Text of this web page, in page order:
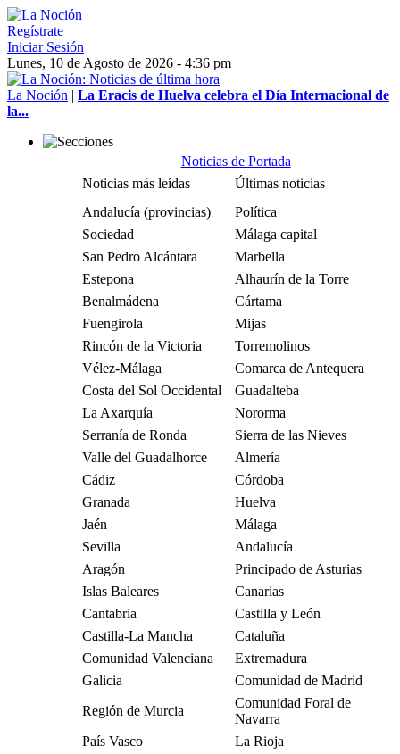
Regístrate
Iniciar Sesión
Lunes, 10 de Agosto de 2026 - 4:36 pm
La Noción | La Eracis de Huelva celebra el Día Internacional de
la...
Noticias de Portada
Noticias más leídas
Últimas noticias
Andalucía (provincias)
Política
Sociedad
Málaga capital
San Pedro Alcántara
Marbella
Estepona
Alhaurín de la Torre
Benalmádena
Cártama
Fuengirola
Mijas
Rincón de la Victoria
Torremolinos
Vélez-Málaga
Comarca de Antequera
Costa del Sol Occidental
Guadalteba
La Axarquía
Nororma
Serranía de Ronda
Sierra de las Nieves
Valle del Guadalhorce
Almería
Cádiz
Córdoba
Granada
Huelva
Jaén
Málaga
Sevilla
Andalucía
Aragón
Principado de Asturias
Islas Baleares
Canarias
Cantabria
Castilla y León
Castilla-La Mancha
Cataluña
Comunidad Valenciana
Extremadura
Galicia
Comunidad de Madrid
Región de Murcia
Comunidad Foral de
Navarra
País Vasco
La Rioja